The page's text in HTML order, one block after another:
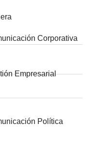
Corporativa
Empresarial
Política